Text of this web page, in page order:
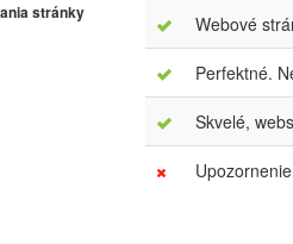
stránky Webové
Perfektné.
Skvelé,